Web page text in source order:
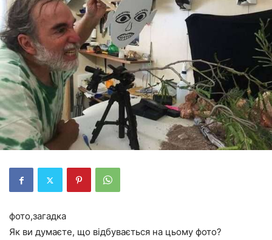
фото,загадка
Як ви думаєте, що відбувається на цьому фото?